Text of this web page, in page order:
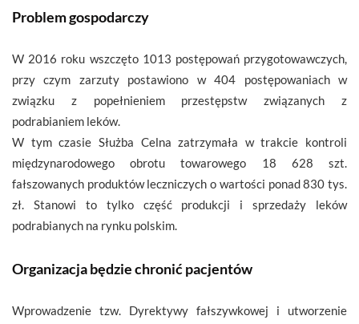
Problem gospodarczy
W 2016 roku wszczęto 1013 postępowań przygotowawczych,
przy czym zarzuty postawiono w 404 postępowaniach w
związku z popełnieniem przestępstw związanych z
podrabianiem leków.
W tym czasie Służba Celna zatrzymała w trakcie kontroli
międzynarodowego obrotu towarowego 18 628 szt.
fałszowanych produktów leczniczych o wartości ponad 830 tys.
zł. Stanowi to tylko część produkcji i sprzedaży leków
podrabianych na rynku polskim.
Organizacja będzie chronić pacjentów
Wprowadzenie tzw. Dyrektywy fałszywkowej i utworzenie